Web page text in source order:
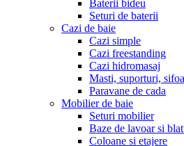
Baterii bideu
Seturi de baterii
Cazi de baie
Cazi simple
Cazi freestanding
Cazi hidromasaj
Masti, suporturi,
Paravane de cada
Mobilier de baie
Seturi mobilier
Baze de lavoar si
Coloane si etajere